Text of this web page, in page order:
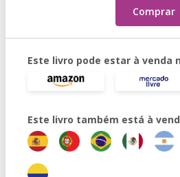
Comprar
Este livro pode estar à venda
Este livro também está à